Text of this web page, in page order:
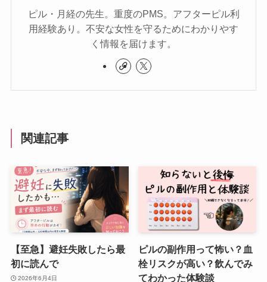
ピル・月経の先生。重度のPMS。アフターピル利
用経験あり。不安な女性を守るためにわかりやす
く情報を届けます。
関連記事
【至急】避妊失敗したら最
初に読んで
2026年6月4日
ピルの副作用って怖い？血
栓リスクが高い？飲んでみ
てわかった体験談